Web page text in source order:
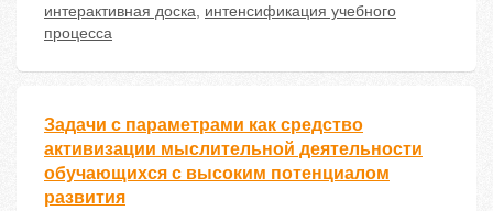
интерактивная доска, интенсификация учебного
процесса
Задачи с параметрами как средство
активизации мыслительной деятельности
обучающихся с высоким потенциалом
развития